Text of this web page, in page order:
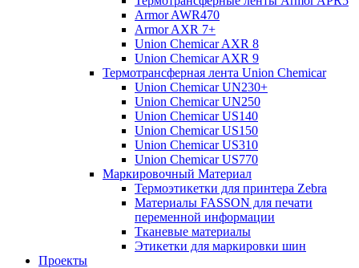
Armor AWR470
Armor AXR 7+
Union Chemicar AXR 8
Union Chemicar AXR 9
Термотрансферная лента Union Chemicar
Union Chemicar UN230+
Union Chemicar UN250
Union Chemicar US140
Union Chemicar US150
Union Chemicar US310
Union Chemicar US770
Маркировочный Материал
Термоэтикетки для принтера Zebra
Материалы FASSON для печати
переменной информации
Тканевые материалы
Этикетки для маркировки шин
Проекты